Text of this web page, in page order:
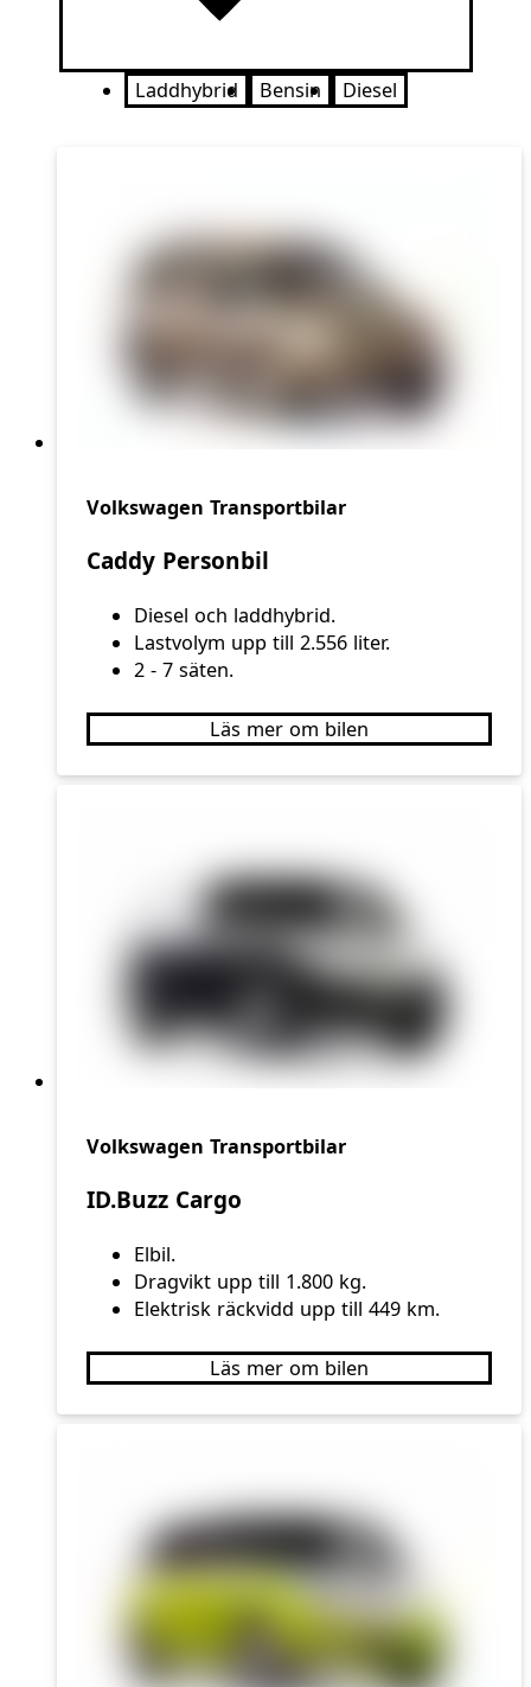
Laddhybrid Bensin Diesel
Volkswagen Transportbilar
Caddy Personbil
Diesel och laddhybrid.
Lastvolym upp till 2.556 liter.
2 - 7 säten.
Läs mer om bilen
Volkswagen Transportbilar
ID.Buzz Cargo
Elbil.
Dragvikt upp till 1.800 kg.
Elektrisk räckvidd upp till 449 km.
Läs mer om bilen